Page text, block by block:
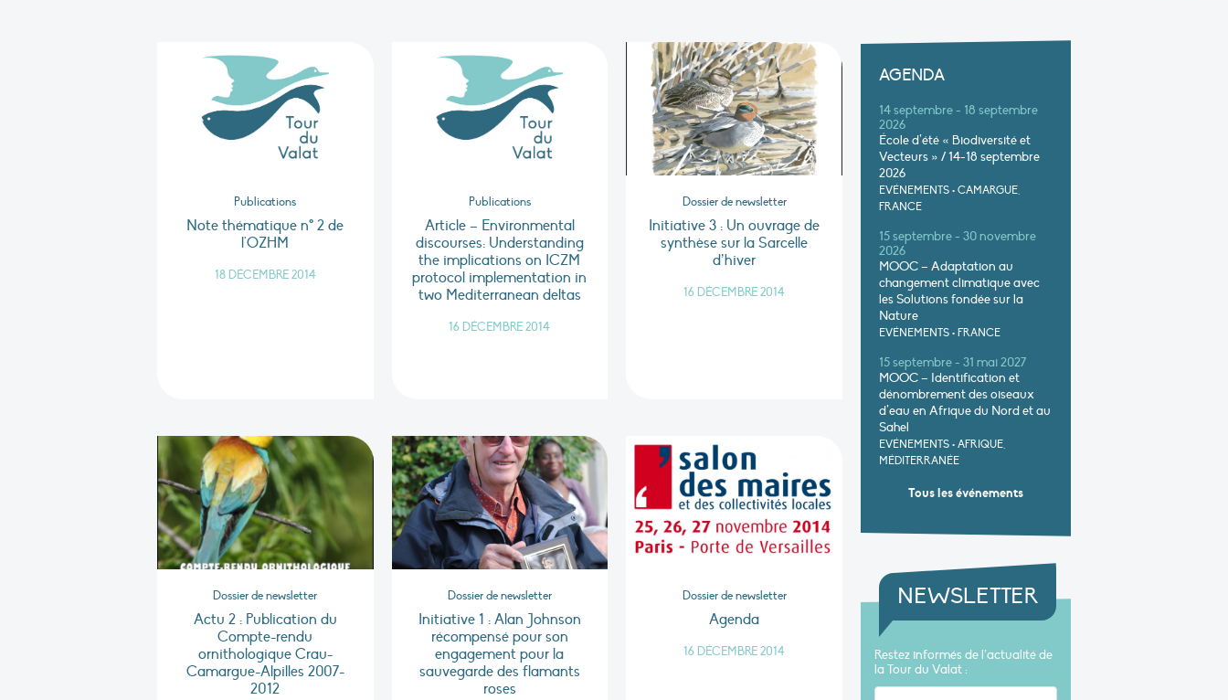
Publications
Note thématique n° 2 de
l'OZHM
18 DÉCEMBRE 2014
Publications
Article – Environmental
discourses: Understanding
the implications on ICZM
protocol implementation in
two Mediterranean deltas
16 DÉCEMBRE 2014
Dossier de newsletter
Initiative 3 : Un ouvrage de
synthèse sur la Sarcelle
d’hiver
16 DÉCEMBRE 2014
Dossier de newsletter
Actu 2 : Publication du
Compte-rendu
ornithologique Crau-
Camargue-Alpilles 2007-
2012
Dossier de newsletter
Initiative 1 : Alan Johnson
récompensé pour son
engagement pour la
sauvegarde des flamants
roses
Dossier de newsletter
Agenda
16 DÉCEMBRE 2014
AGENDA
14 septembre - 18 septembre
2026
École d’été « Biodiversité et
Vecteurs » / 14-18 septembre
2026
EVÉNEMENTS • CAMARGUE,
FRANCE
15 septembre - 30 novembre
2026
MOOC – Adaptation au
changement climatique avec
les Solutions fondée sur la
Nature
EVÉNEMENTS • FRANCE
15 septembre - 31 mai 2027
MOOC – Identification et
dénombrement des oiseaux
d’eau en Afrique du Nord et au
Sahel
EVÉNEMENTS • AFRIQUE,
MÉDITERRANÉE
Tous les événements
NEWSLETTER
Restez informés de l’actualité de
la Tour du Valat :